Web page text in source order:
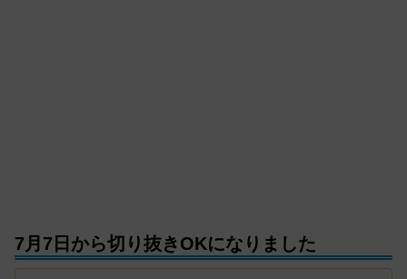
7月7日から切り抜きOKになりました